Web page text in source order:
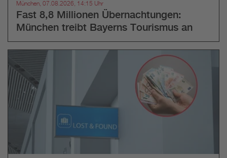
München, 07.08.2026, 14:15 Uhr
Fast 8,8 Millionen Übernachtungen:
München treibt Bayerns Tourismus an